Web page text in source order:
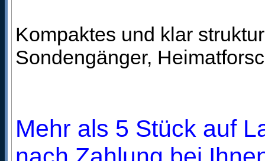
Kompaktes und klar
Sondengänger,
Mehr als 5 Stück auf